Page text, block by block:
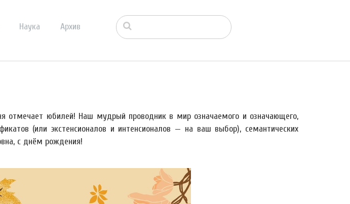
Наука Архив
отмечает юбилей! Наш мудрый проводник в мир означаемого и означающего,
(или экстенсионалов и интенсионалов — на ваш выбор), семантических
с днём рождения!